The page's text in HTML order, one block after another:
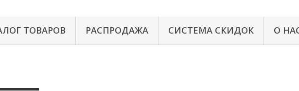
ТОВАРОВ РАСПРОДАЖА СИСТЕМА СКИДОК О